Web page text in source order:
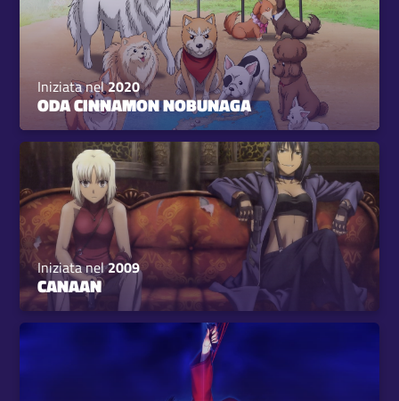
Iniziata nel2020
ODA CINNAMON NOBUNAGA
Iniziata nel2009
CANAAN